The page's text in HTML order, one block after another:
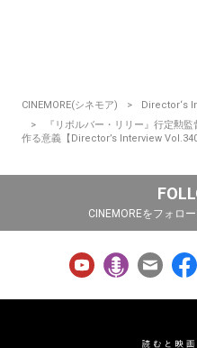
CINEMORE(シネモア)
Director‘s
『リボルバー・リリー』行定勲
作る意義【Director’s Interview Vol.340
CINEMOREをフォロ